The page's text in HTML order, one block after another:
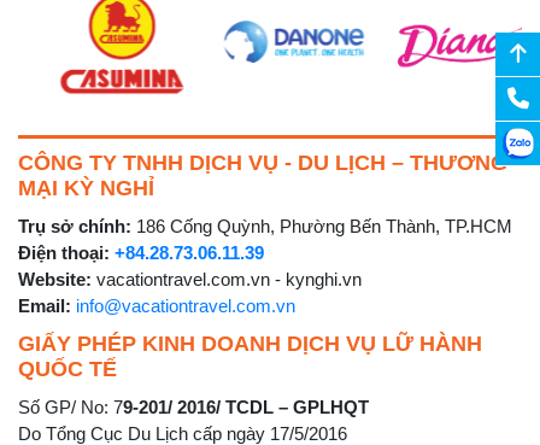
CÔNG TY TNHH DỊCH VỤ - DU LỊCH – THƯƠNG
MẠI KỲ NGHỈ
Trụ sở chính: 186 Cống Quỳnh, Phường Bến Thành, TP.HCM
Điện thoại: +84.28.73.06.11.39
Website: vacationtravel.com.vn - kynghi.vn
Email: info@vacationtravel.com.vn
GIẤY PHÉP KINH DOANH DỊCH VỤ LỮ HÀNH
QUỐC TẾ
Số GP/ No: 79-201/ 2016/ TCDL – GPLHQT
Do Tổng Cục Du Lịch cấp ngày 17/5/2016